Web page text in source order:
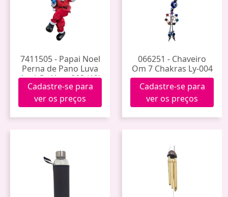
7411505 - Papai Noel
Perna de Pano Luva
Azul Gg Yysz-002 (12)
Cadastre-se para
ver os preços
066251 - Chaveiro
Om 7 Chakras Ly-004
Cadastre-se para
ver os preços